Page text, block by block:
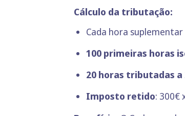
Cálculo da tributação:
Cada hora
100 primeiras horas
20 horas tributadas a
Imposto retido: 300€